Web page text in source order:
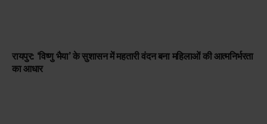
रायपुर: ‘विष्णु भैया’ के सुशासन में महतारी वंदन बना महिलाओं की आत्मनिर्भरता
का आधार